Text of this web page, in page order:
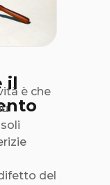
il è che
del